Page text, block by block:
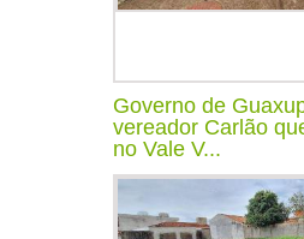
Governo de
vereador Carlão
no Vale V...